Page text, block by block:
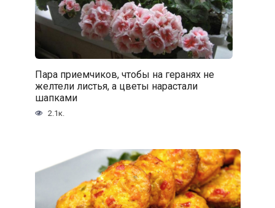
Пара приемчиков, чтобы на геранях не
желтели листья, а цветы нарастали
шапками
2.1к.